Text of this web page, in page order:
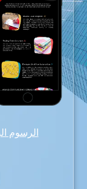
الرسوم